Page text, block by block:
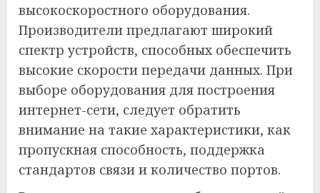
высокоскоростного оборудования.
Производители предлагают широкий
спектр устройств, способных обеспечить
высокие скорости передачи данных. При
выборе оборудования для построения
интернет-сети, следует обратить
внимание на такие характеристики, как
пропускная способность, поддержка
стандартов связи и количество портов.